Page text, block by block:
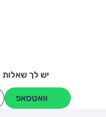
יש לך שאלות
וואטסאפ
מותגים מתחרים